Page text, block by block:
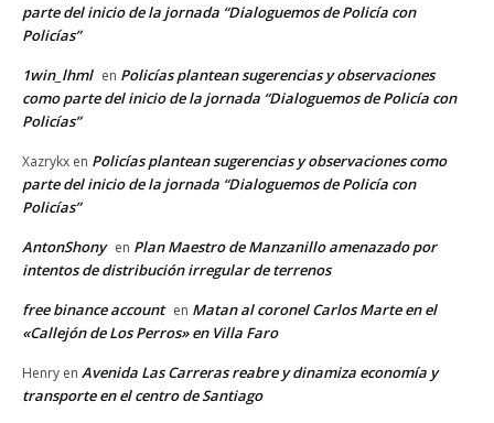
parte del inicio de la jornada “Dialoguemos de Policía con
Policías”
1win_lhml en Policías plantean sugerencias y observaciones
como parte del inicio de la jornada “Dialoguemos de Policía con
Policías”
Xazrykx en Policías plantean sugerencias y observaciones como
parte del inicio de la jornada “Dialoguemos de Policía con
Policías”
AntonShony en Plan Maestro de Manzanillo amenazado por
intentos de distribución irregular de terrenos
free binance account en Matan al coronel Carlos Marte en el
«Callejón de Los Perros» en Villa Faro
Henry en Avenida Las Carreras reabre y dinamiza economía y
transporte en el centro de Santiago